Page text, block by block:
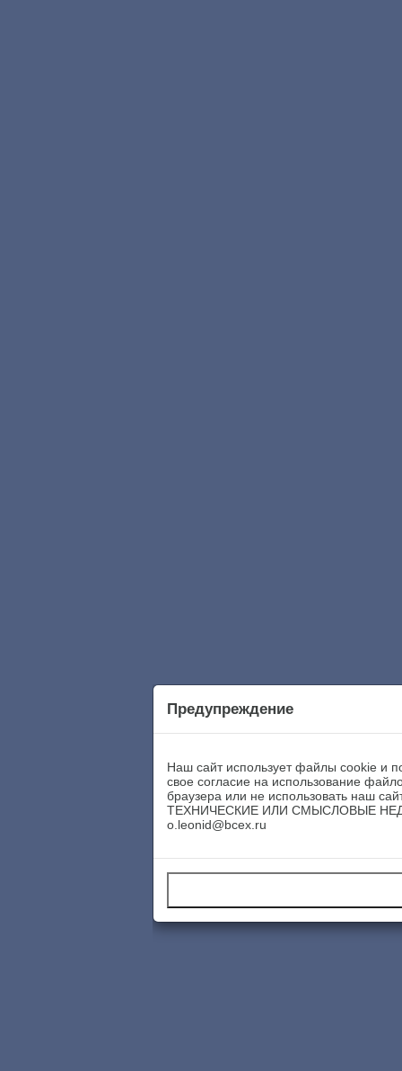
Предупреждение
Наш сайт использует файлы cookie и
свое согласие на использование
браузера или не использовать
ТЕХНИЧЕСКИЕ ИЛИ СМЫСЛОВЫЕ
o.leonid@bcex.ru